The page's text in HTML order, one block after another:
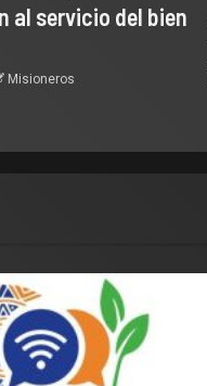
al servicio del bien
Misioneros